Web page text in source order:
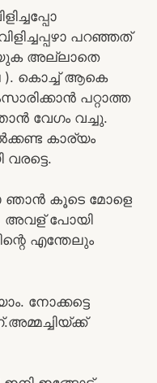
പറഞ്ഞത്
അല്ലാതെ
). കൊച്ച് ആകെ
പറ്റാത്ത
വേഗം വച്ചു.
കാര്യം
ഞാൻ കൂടെ മോളെ
അവള് പോയി
എന്തേലും
നോക്കട്ടെ